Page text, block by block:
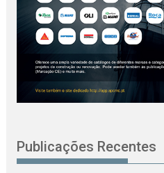
Publicações Recentes